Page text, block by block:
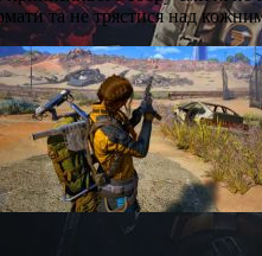
та не трястися над